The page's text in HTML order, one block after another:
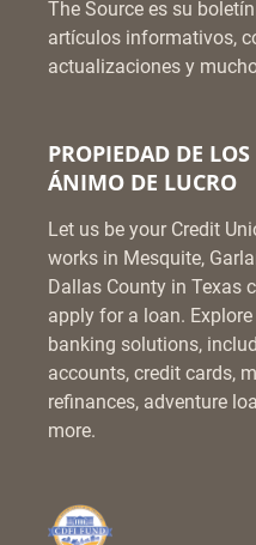
The Source es su
artículos informativos,
actualizaciones y
PROPIEDAD DE
ÁNIMO DE LUCRO
Let us be your Credit
works in Mesquite,
Dallas County in Texas
apply for a loan.
banking solutions,
accounts, credit cards,
refinances, adventure
more.